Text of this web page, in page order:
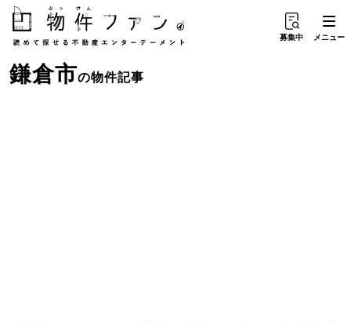
募集中 メニュー
鎌倉市の物件記事